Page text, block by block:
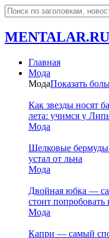
MENTALAR.RU
Главная
Мода
МодаПоказать
Как звезды носят
лета: учимся у
Мода
Шелковые бермуды
устал от льна
Мода
Двойная юбка —
стоит попробовать
Мода
Капри — самый